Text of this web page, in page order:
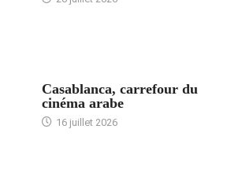
Casablanca, carrefour du
cinéma arabe
16 juillet 2026